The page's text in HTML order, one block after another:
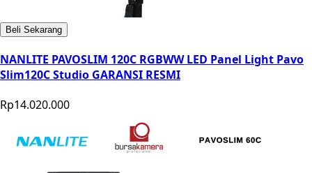
Beli Sekarang
NANLITE PAVOSLIM 120C RGBWW LED Panel Light Pavo
Slim120C Studio GARANSI RESMI
Rp14.020.000